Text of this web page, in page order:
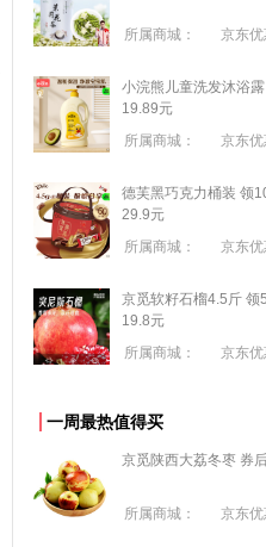
所属商城： 京东优
小浣熊儿童洗发沐浴
19.89元
所属商城：
京东优
德芙黑巧克力桶装 领
29.9元
所属商城：
京东优
京觅软籽石榴4.5斤 领
19.8元
所属商城：
京东优
一周最热值得买
京觅陕西大荔冬枣 券
所属商城： 京东优